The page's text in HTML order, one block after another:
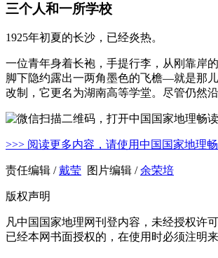
三个人和一所学校
1925年初夏的长沙，已经炎热。
一位青年身着长袍，手提行李，从刚靠岸
脚下隐约露出一两角墨色的飞檐—就是那
改制，它更名为湖南高等学堂。尽管仍然
>>> 阅读更多内容，请使用中国国家地理
责任编辑 /戴莹 图片编辑 /余荣培
版权声明
凡中国国家地理网刊登内容，未经授权许
已经本网书面授权的，在使用时必须注明